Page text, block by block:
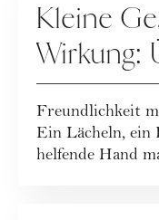
Kleine
Wirkung:
Freundlichkeit
Ein Lächeln, ein
helfende Hand